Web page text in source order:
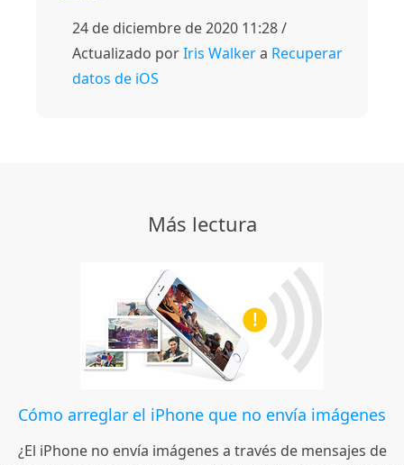
24 de diciembre de 2020 11:28 /
Actualizado porIris Walkera Recuperar
datos de iOS
Más lectura
Cómo arreglar el iPhone que no envía imágenes
¿El iPhone no envía imágenes a través de mensajes de